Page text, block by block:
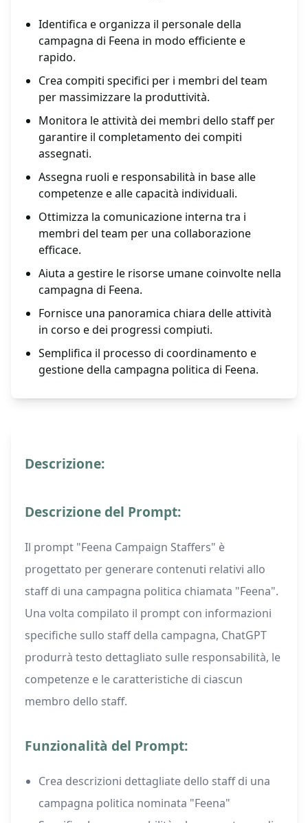
Identifica e organizza il personale della
campagna di Feena in modo efficiente e
rapido.
Crea compiti specifici per i membri del team
per massimizzare la produttività.
Monitora le attività dei membri dello staff per
garantire il completamento dei compiti
assegnati.
Assegna ruoli e responsabilità in base alle
competenze e alle capacità individuali.
Ottimizza la comunicazione interna tra i
membri del team per una collaborazione
efficace.
Aiuta a gestire le risorse umane coinvolte nella
campagna di Feena.
Fornisce una panoramica chiara delle attività
in corso e dei progressi compiuti.
Semplifica il processo di coordinamento e
gestione della campagna politica di Feena.
Descrizione:
Descrizione del Prompt:
Il prompt "Feena Campaign Staffers" è
progettato per generare contenuti relativi allo
staff di una campagna politica chiamata "Feena".
Una volta compilato il prompt con informazioni
specifiche sullo staff della campagna, ChatGPT
produrrà testo dettagliato sulle responsabilità, le
competenze e le caratteristiche di ciascun
membro dello staff.
Funzionalità del Prompt:
Crea descrizioni dettagliate dello staff di una
campagna politica nominata "Feena"